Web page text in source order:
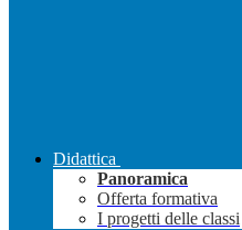
Didattica
Panoramica
Offerta formativa
I progetti delle classi